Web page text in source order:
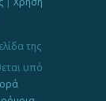
της
υπό